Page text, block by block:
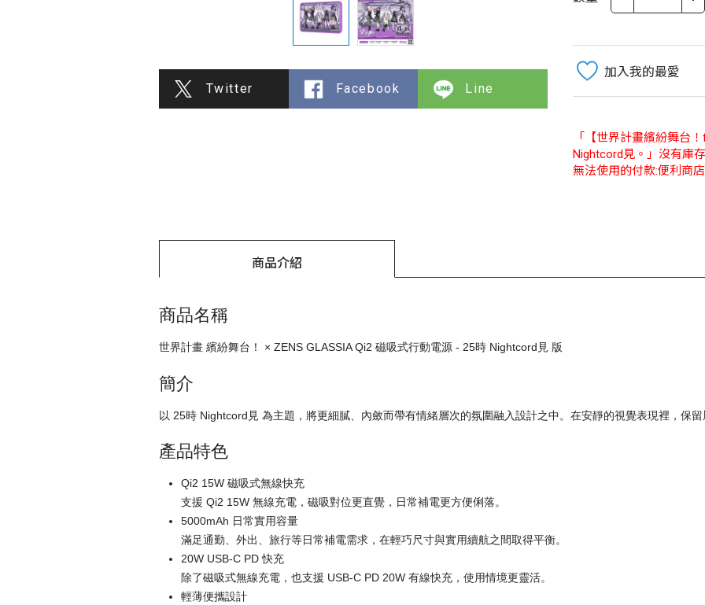
Twitter Facebook Line
加入我的最愛
「【世界計畫繽紛舞台
Nightcord見。」沒有庫
無法使用的付款:便利商
商品介紹
商品名稱
世界計畫 繽紛舞台！ × ZENS GLASSIA Qi2 磁吸式行動電源 - 25時 Nightcord見 版
簡介
以 25時 Nightcord見 為主題，將更細膩、內斂而帶有情緒層次的氛圍融入設計之中。在安靜的視覺表現裡，保
產品特色
Qi2 15W 磁吸式無線快充
支援 Qi2 15W 無線充電，磁吸對位更直覺，日常補電更方便俐落。
5000mAh 日常實用容量
滿足通勤、外出、旅行等日常補電需求，在輕巧尺寸與實用續航之間取得平衡。
20W USB-C PD 快充
除了磁吸式無線充電，也支援 USB-C PD 20W 有線快充，使用情境更靈活。
輕薄便攜設計